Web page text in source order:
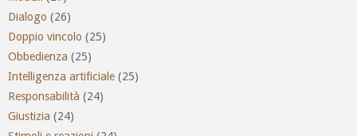
Dialogo (26)
Doppio vincolo (25)
Obbedienza (25)
Intelligenza artificiale (25)
Responsabilità (24)
Giustizia (24)